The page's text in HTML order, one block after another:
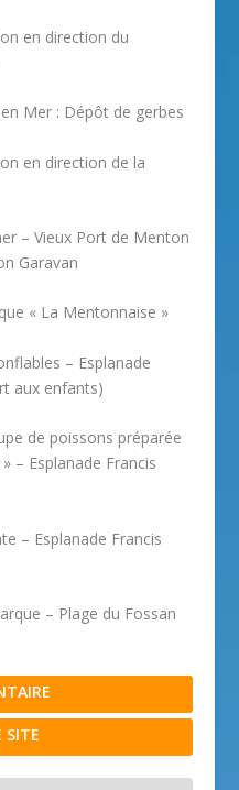
en direction du
Mer : Dépôt de gerbes
en direction de la
– Vieux Port de Menton
Garavan
« La Mentonnaise »
– Esplanade
aux enfants)
de poissons préparée
– Esplanade Francis
– Esplanade Francis
– Plage du Fossan
SITE